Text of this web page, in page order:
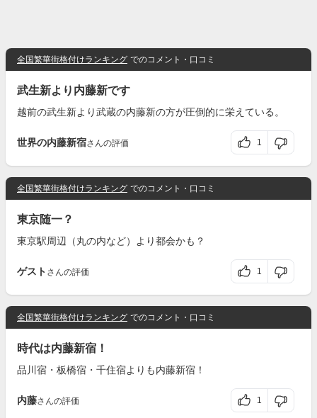
全国繁華街格付けランキング でのコメント・口コミ
武生新より内藤新です
越前の武生新より武蔵の内藤新の方が圧倒的に栄えている。
世界の内藤新宿さんの評価 1
全国繁華街格付けランキング でのコメント・口コミ
東京随一？
東京駅周辺（丸の内など）より都会かも？
ゲスト さんの評価 1
全国繁華街格付けランキング でのコメント・口コミ
時代は内藤新宿！
品川宿・板橋宿・千住宿よりも内藤新宿！
内藤さんの評価 1